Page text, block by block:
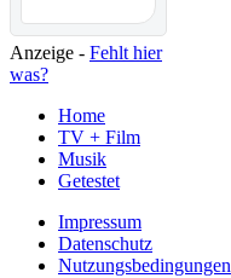
Anzeige - Fehlt hier
was?
Home
TV + Film
Musik
Getestet
Impressum
Datenschutz
Nutzungsbedingungen